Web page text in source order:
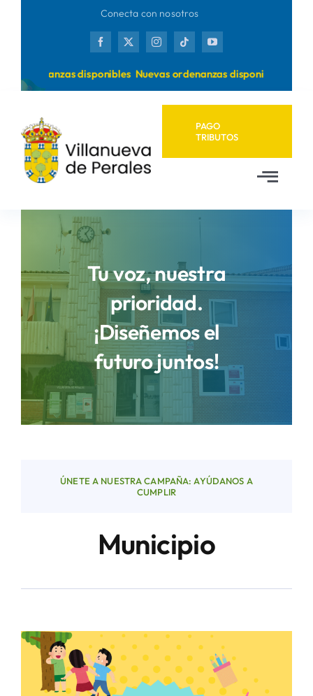
Conecta con nosotros
ordenanzas disponibles Nuevas ordenanzas disponibles
PAGO
TRIBUTOS
Ayuntamiento
Municipio
Áreas
Sede Electrónica
Buscar:
Tu voz, nuestra
prioridad.
¡Diseñemos el
futuro juntos!
ÚNETE A NUESTRA CAMPAÑA: AYÚDANOS A
CUMPLIR
Municipio